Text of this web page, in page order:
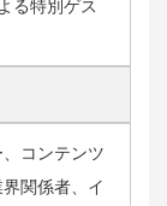
る特別ゲス
コンテンツ
関係者、イ